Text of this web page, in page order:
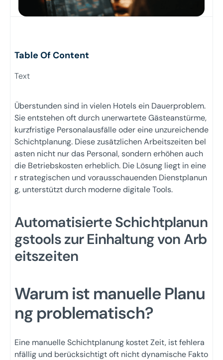
Table Of Content
Text
Überstunden sind in vielen Hotels ein Dauerproblem.
Sie entstehen oft durch unerwartete Gästeanstürme,
kurzfristige Personalausfälle oder eine unzureichende
Schichtplanung. Diese zusätzlichen Arbeitszeiten bel
asten nicht nur das Personal, sondern erhöhen auch
die Betriebskosten erheblich. Die Lösung liegt in eine
r strategischen und vorausschauenden Dienstplanun
g, unterstützt durch moderne digitale Tools.
Automatisierte Schichtplanun
gstools zur Einhaltung von Arb
eitszeiten
Warum ist manuelle Planu
ng problematisch?
Eine manuelle Schichtplanung kostet Zeit, ist fehlera
nfällig und berücksichtigt oft nicht dynamische Fakto